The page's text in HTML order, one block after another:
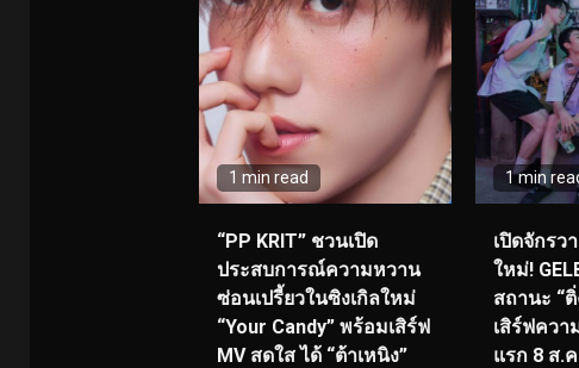
1 min read
“PP KRIT” ชวนเปิด
ประสบการณ์ความหวาน
ซ่อนเปรี้ยวในซิงเกิลใหม่
“Your Candy” พร้อมเสิร์ฟ
MV สดใส ได้ “ต้าเหนิง”
1 min
เปิดจักรว
ใหม่!
สถานะ “
เสิร์ฟควา
แรก 8 ส.